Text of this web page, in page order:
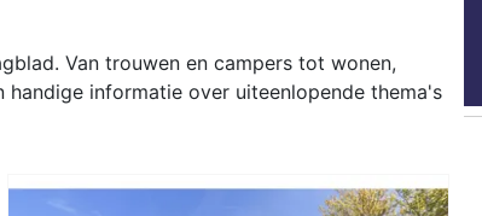
Van trouwen en campers tot wonen,
informatie over uiteenlopende thema's